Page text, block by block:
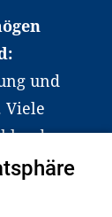
und
Viele
dabei.